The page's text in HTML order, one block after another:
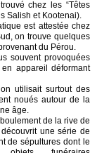
chez les “Têtes
Salish et Kootenai).
est attestée chez
on trouve quelques
du Pérou.
souvent provoquées
appareil déformant
utilisait surtout des
noués autour de la
âge.
de la rive de
une série de
de sépultures dont le